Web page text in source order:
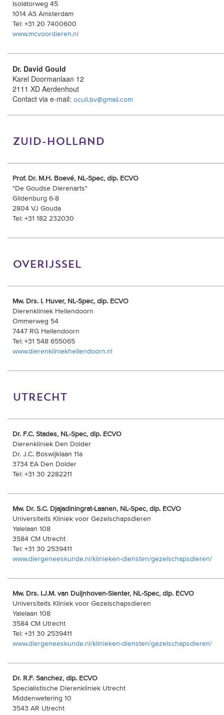
Isolatorweg 45
1014 AS Amsterdam
Tel: +31 20 7400600
www.mcvoordieren.nl
Dr. David Gould
Karel Doormanlaan 12
2111 XD Aerdenhout
Contact via e-mail: oculi.bv@gmail.com
zuid-holland
Prof. Dr. M.H. Boevé, NL-Spec, dip. ECVO
"De Goudse Dierenarts"
Gildenburg 6-8
2804 VJ Gouda
Tel: +31 182 232030
overijssel
Mw. Drs. I. Huver, NL-Spec, dip. ECVO
Dierenkliniek Hellendoorn
Ommerweg 54
7447 RG Hellendoorn
Tel: +31 548 655065
www.dierenkliniekhellendoorn.nl
utrecht
Dr. F.C. Stades, NL-Spec, dip. ECVO
Dierenkliniek Den Dolder
Dr. J.C. Boswijklaan 11a
3734 EA Den Dolder
Tel: +31 30 2282211
Mw. Dr. S.C. Djajadiningrat-Laanen, NL-Spec, dip. ECVO
Universiteits Kliniek voor Gezelschapsdieren
Yalelaan 108
3584 CM Utrecht
Tel: +31 30 2539411
www.diergeneeskunde.nl/klinieken-diensten/gezelschapsdieren/
Mw. Drs. I.J.M. van Duijnhoven-Slenter, NL-Spec, dip. ECVO
Universiteits Kliniek voor Gezelschapsdieren
Yalelaan 108
3584 CM Utrecht
Tel: +31 30 2539411
www.diergeneeskunde.nl/klinieken-diensten/gezelschapsdieren/
Dr. R.F. Sanchez, dip. ECVO
Specialistische Dierenkliniek Utrecht
Middenwetering 10
3543 AR Utrecht